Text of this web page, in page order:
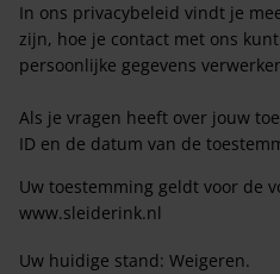
In ons privacybeleid vindt je
zijn, hoe je contact met ons
persoonlijke gegevens
Als je vragen heeft over jouw
ID en de datum van de
Uw toestemming geldt voor de
www.sleiderink.nl
Uw huidige stand: Weigeren.